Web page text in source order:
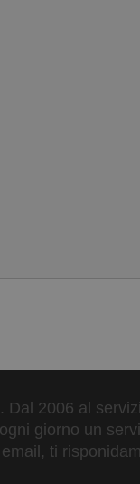
2006 al
giorno un
ti